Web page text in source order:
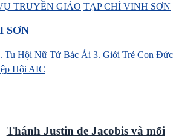
TRUYỀN GIÁO TẠP CHÍ VINH SƠN
SƠN
Tu Hội Nữ Tử Bác Ái 3. Giới Trẻ Con Đức
Hội AIC
Thánh Justin de Jacobis và mối